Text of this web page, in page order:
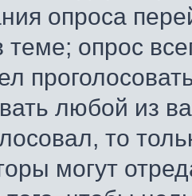
опроса
опрос
любой из
то
могут